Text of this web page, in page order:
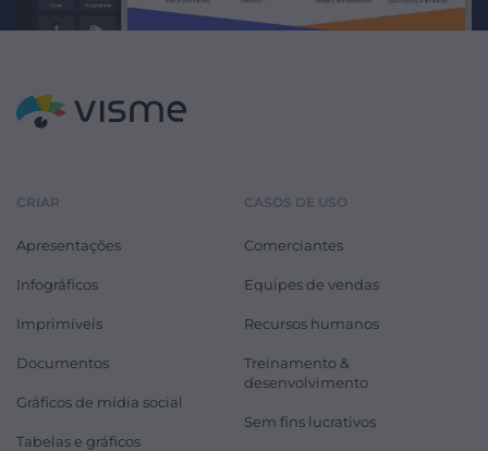
CRIAR
Apresentações
Infográficos
Imprimíveis
Documentos
Gráficos de mídia social
Tabelas e gráficos
CASOS DE USO
Comerciantes
Equipes de vendas
Recursos humanos
Treinamento &
desenvolvimento
Sem fins lucrativos